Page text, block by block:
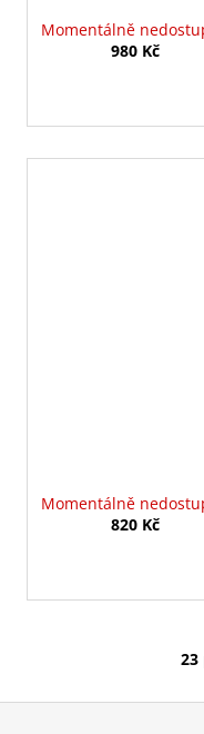
Momentálně
980 Kč
Momentálně
820 Kč
23